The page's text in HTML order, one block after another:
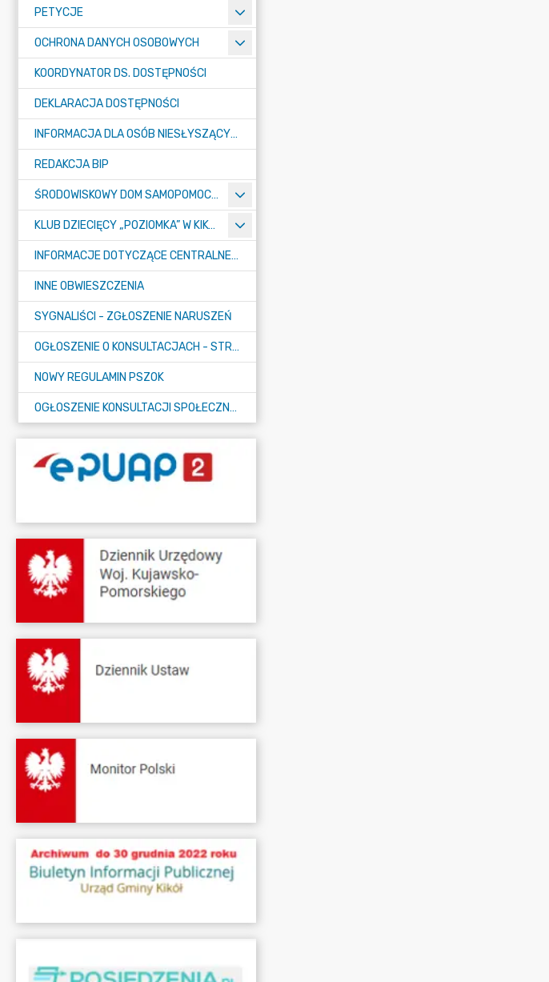
PETYCJE
OCHRONA DANYCH OSOBOWYCH
KOORDYNATOR DS. DOSTĘPNOŚCI
DEKLARACJA DOSTĘPNOŚCI
INFORMACJA DLA OSÓB NIESŁYSZĄCYCH
REDAKCJA BIP
ŚRODOWISKOWY DOM SAMOPOMOCY "KONICZYNKA" W SUMINIE
KLUB DZIECIĘCY „POZIOMKA” W KIKOLE
INFORMACJE DOTYCZĄCE CENTRALNEGO PORTU KOMUNIKACYJNEGO
INNE OBWIESZCZENIA
SYGNALIŚCI - ZGŁOSZENIE NARUSZEŃ
OGŁOSZENIE O KONSULTACJACH - STRATEGIA
NOWY REGULAMIN PSZOK
OGŁOSZENIE KONSULTACJI SPOŁECZNYCH